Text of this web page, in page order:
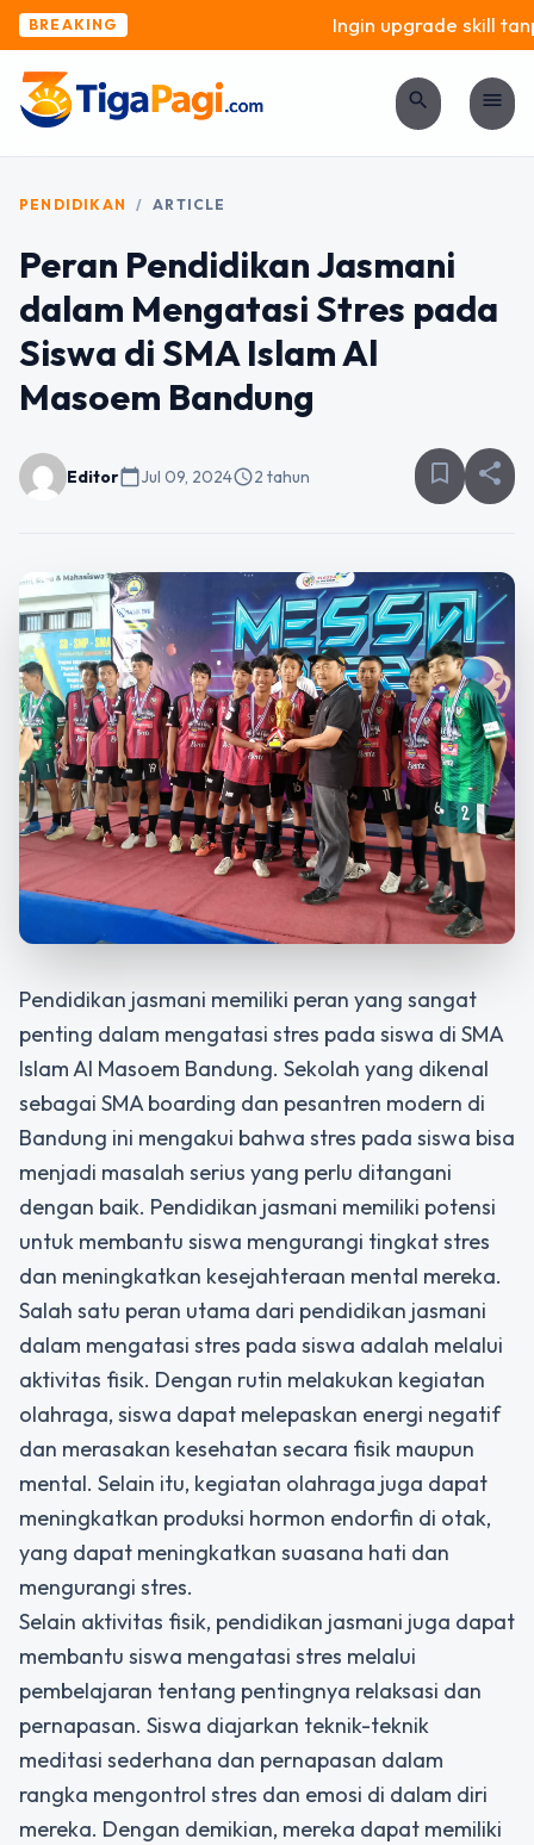
BREAKING Ingin upgrade skill
search menu
PENDIDIKAN / ARTICLE
Peran Pendidikan Jasmani
dalam Mengatasi Stres pada
Siswa di SMA Islam Al
Masoem Bandung
Editorcalendar_todayJul 09, 2024schedule2 tahun bookmark_border share
Pendidikan jasmani memiliki peran yang sangat
penting dalam mengatasi stres pada siswa di SMA
Islam Al Masoem Bandung. Sekolah yang dikenal
sebagai SMA boarding dan pesantren modern di
Bandung ini mengakui bahwa stres pada siswa bisa
menjadi masalah serius yang perlu ditangani
dengan baik. Pendidikan jasmani memiliki potensi
untuk membantu siswa mengurangi tingkat stres
dan meningkatkan kesejahteraan mental mereka.
Salah satu peran utama dari pendidikan jasmani
dalam mengatasi stres pada siswa adalah melalui
aktivitas fisik. Dengan rutin melakukan kegiatan
olahraga, siswa dapat melepaskan energi negatif
dan merasakan kesehatan secara fisik maupun
mental. Selain itu, kegiatan olahraga juga dapat
meningkatkan produksi hormon endorfin di otak,
yang dapat meningkatkan suasana hati dan
mengurangi stres.
Selain aktivitas fisik, pendidikan jasmani juga dapat
membantu siswa mengatasi stres melalui
pembelajaran tentang pentingnya relaksasi dan
pernapasan. Siswa diajarkan teknik-teknik
meditasi sederhana dan pernapasan dalam
rangka mengontrol stres dan emosi di dalam diri
mereka. Dengan demikian, mereka dapat memiliki